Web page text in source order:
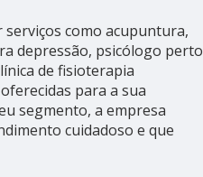
serviços como acupuntura,
depressão, psicólogo perto
de fisioterapia
para a sua
segmento, a empresa
cuidadoso e que